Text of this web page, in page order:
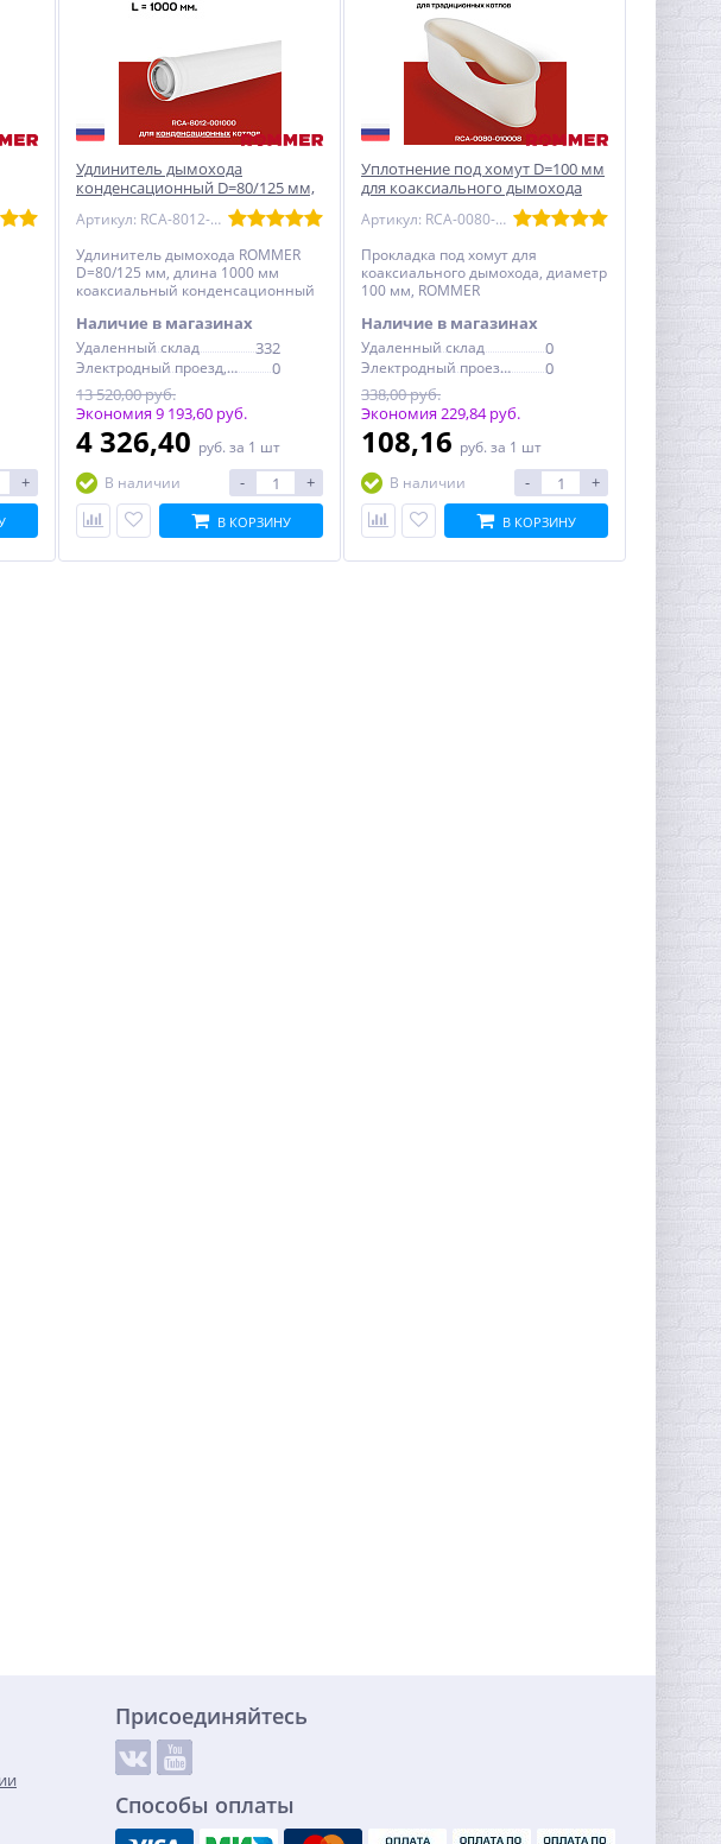
+
Удлинитель дымохода
конденсационный D=80/125 мм,
L=1000 мм коаксиальный,
ROMMER (RCA-8012-001000)
Артикул: RCA-8012-001000
Удлинитель дымохода ROMMER
D=80/125 мм, длина 1000 мм
коаксиальный конденсационный
Наличие в магазинах
Удаленный склад 332
Электродный проезд, 6с1
0
13 520,00 руб.
Экономия 9 193,60 руб.
4 326,40 руб. за 1 шт
В наличии
- +
В КОРЗИНУ
Уплотнение под хомут D=100 мм
для коаксиального дымохода
ROMMER (RCA-0080-010008)
Артикул: RCA-0080-010008
Прокладка под хомут для
коаксиального дымохода, диаметр
100 мм, ROMMER
Наличие в магазинах
Удаленный склад 0
Электродный проезд, 6с1
0
338,00 руб.
Экономия 229,84 руб.
108,16 руб. за 1 шт
В наличии
- +
В КОРЗИНУ
Присоединяйтесь
Способы оплаты